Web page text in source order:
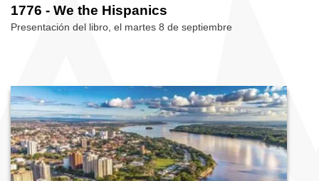
1776 - We the Hispanics
Presentación del libro, el martes 8 de septiembre